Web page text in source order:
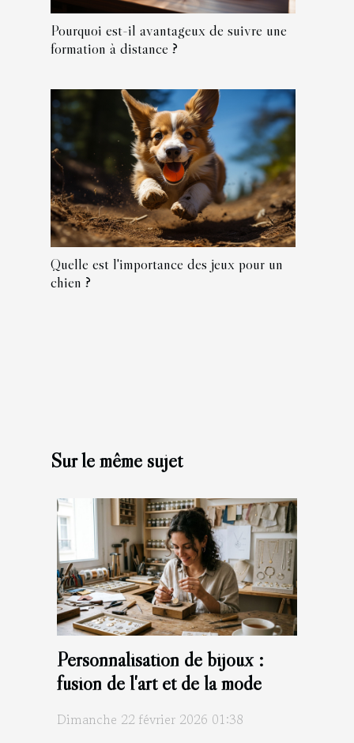
Pourquoi est-il avantageux de suivre une
formation à distance ?
Quelle est l'importance des jeux pour un
chien ?
Sur le même sujet
Personnalisation de bijoux :
fusion de l'art et de la mode
Dimanche 22 février 2026 01:38